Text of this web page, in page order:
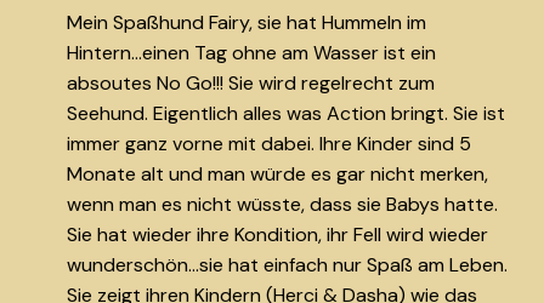
Mein Spaßhund Fairy, sie hat Hummeln im
Hintern...einen Tag ohne am Wasser ist ein
absoutes No Go!!! Sie wird regelrecht zum
Seehund. Eigentlich alles was Action bringt. Sie ist
immer ganz vorne mit dabei. Ihre Kinder sind 5
Monate alt und man würde es gar nicht merken,
wenn man es nicht wüsste, dass sie Babys hatte.
Sie hat wieder ihre Kondition, ihr Fell wird wieder
wunderschön...sie hat einfach nur Spaß am Leben.
Sie zeigt ihren Kindern (Herci & Dasha) wie das